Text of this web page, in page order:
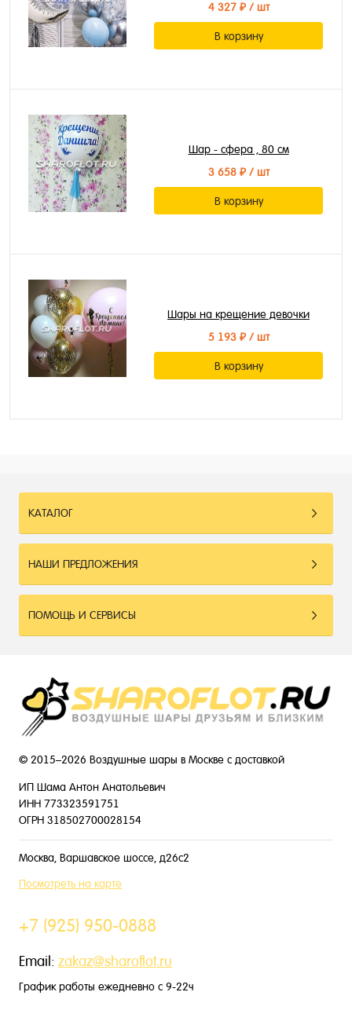
4 327 ₽/ шт
В корзину
Шар - сфера , 80 см
3 658 ₽/ шт
В корзину
Шары на крещение девочки
5 193 ₽/ шт
В корзину
КАТАЛОГ
НАШИ ПРЕДЛОЖЕНИЯ
ПОМОЩЬ И СЕРВИСЫ
© 2015–2026 Воздушные шары в Москве с доставкой
ИП Шама Антон Анатольевич
ИНН 773323591751
ОГРН 318502700028154
Москва, Варшавское шоссе, д26с2
Посмотреть на карте
+7 (925) 950-0888
Email: zakaz@sharoflot.ru
График работы ежедневно с 9-22ч